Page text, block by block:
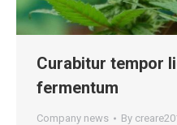
Curabitur tempor
fermentum
Company news By